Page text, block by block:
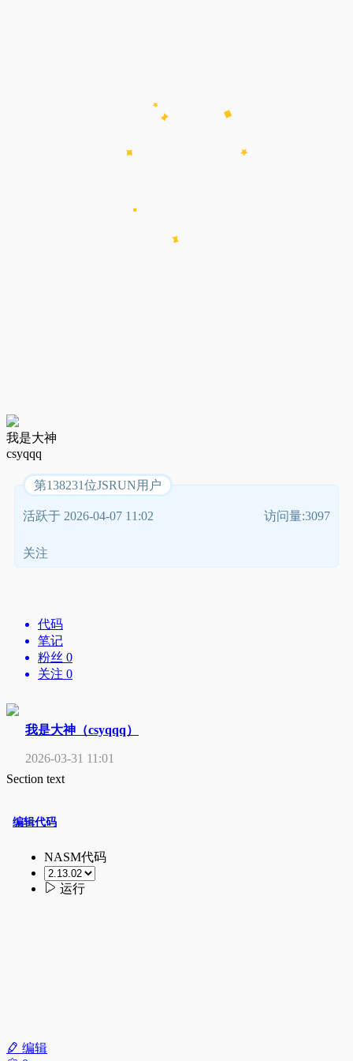
我是大神
csyqqq
第138231位JSRUN用户
活跃于 2026-04-07 11:02 访问量:3097
关注
代码
笔记
粉丝 0
关注 0
我是大神（csyqqq）
2026-03-31 11:01
Section text
编辑